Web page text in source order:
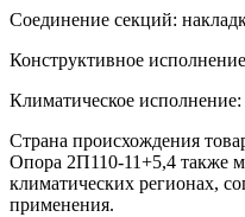
Соединение секций:
Конструктивное
Климатическое исполнение:
Страна происхождения
Опора 2П110-11+5,4 также
климатических регионах,
применения.